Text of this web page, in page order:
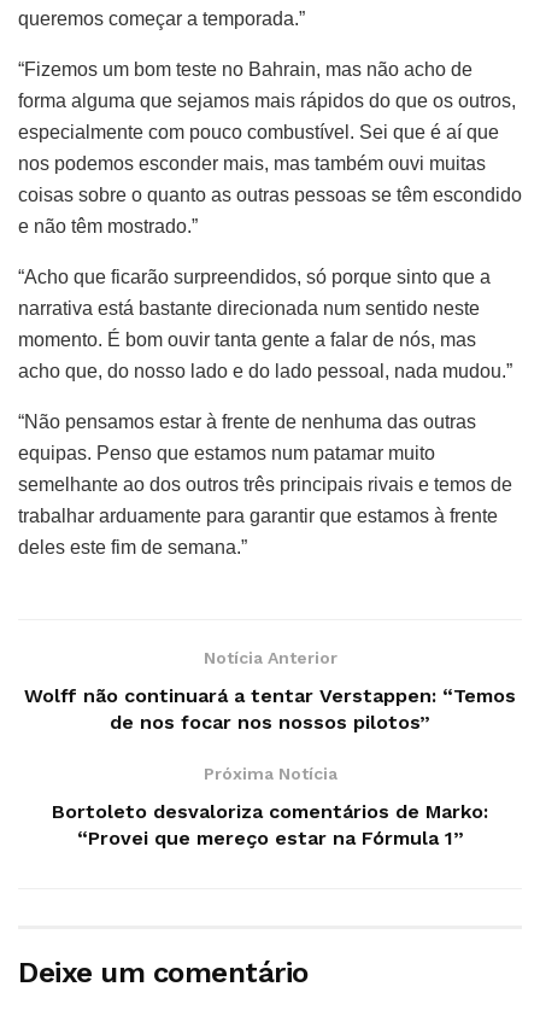
queremos começar a temporada.”
“Fizemos um bom teste no Bahrain, mas não acho de
forma alguma que sejamos mais rápidos do que os outros,
especialmente com pouco combustível. Sei que é aí que
nos podemos esconder mais, mas também ouvi muitas
coisas sobre o quanto as outras pessoas se têm escondido
e não têm mostrado.”
“Acho que ficarão surpreendidos, só porque sinto que a
narrativa está bastante direcionada num sentido neste
momento. É bom ouvir tanta gente a falar de nós, mas
acho que, do nosso lado e do lado pessoal, nada mudou.”
“Não pensamos estar à frente de nenhuma das outras
equipas. Penso que estamos num patamar muito
semelhante ao dos outros três principais rivais e temos de
trabalhar arduamente para garantir que estamos à frente
deles este fim de semana.”
Notícia Anterior
Wolff não continuará a tentar Verstappen: “Temos
de nos focar nos nossos pilotos”
Próxima Notícia
Bortoleto desvaloriza comentários de Marko:
“Provei que mereço estar na Fórmula 1”
Deixe um comentário